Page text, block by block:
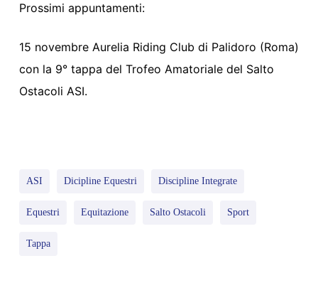
Prossimi appuntamenti:
15 novembre Aurelia Riding Club di Palidoro (Roma)
con la 9° tappa del Trofeo Amatoriale del Salto
Ostacoli ASI.
ASI Dicipline Equestri Discipline Integrate
Equestri Equitazione Salto Ostacoli Sport
Tappa